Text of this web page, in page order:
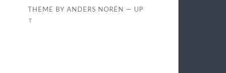
THEME BYANDERS NORÉN — UP
↑